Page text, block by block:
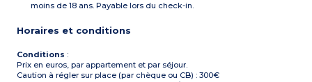
moins de 18 ans. Payable lors du check-in.
Horaires et conditions
Conditions :
Prix en euros, par appartement et par séjour.
Caution à régler sur place (par chèque ou CB) : 300€